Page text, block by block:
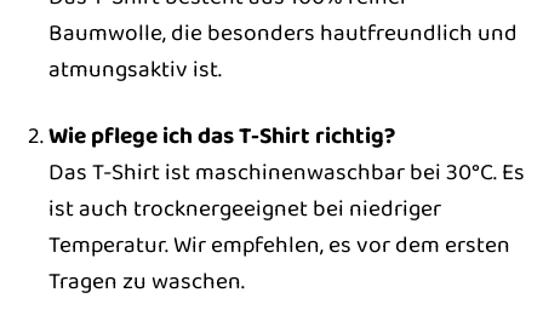
Baumwolle, die besonders hautfreundlich und
atmungsaktiv ist.
Wie pflege ich das T-Shirt richtig?
Das T-Shirt ist maschinenwaschbar bei 30°C. Es
ist auch trocknergeeignet bei niedriger
Temperatur. Wir empfehlen, es vor dem ersten
Tragen zu waschen.